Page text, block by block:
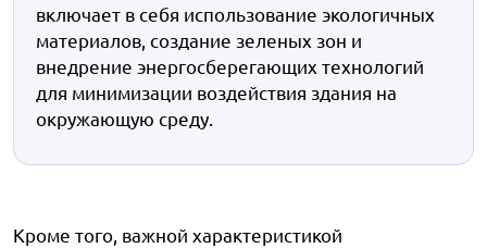
включает в себя использование экологичных
материалов, создание зеленых зон и
внедрение энергосберегающих технологий
для минимизации воздействия здания на
окружающую среду.
Кроме того, важной характеристикой